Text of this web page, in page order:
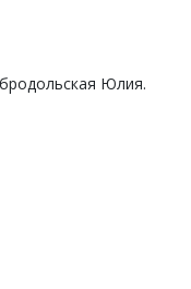
Юлия.